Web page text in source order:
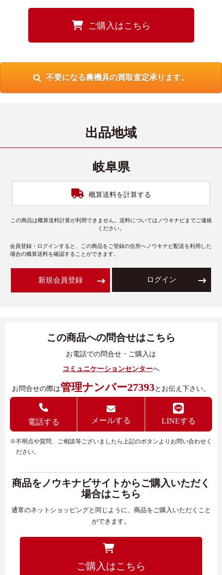
ご購入はこちら
不要になる農機具の買取査定承ります。
出品地域
岐阜県
概算送料を計算する
この商品は概算送料計算が利用できません。送料についてはノウキナビまでご連絡
ください。
会員登録・ログインすると、この商品をご登録の住所へノウキナビ配送を利用した
場合の概算送料を確認することができます。
新規会員登録 ログイン
この商品への問合せはこちら
お電話での問合せ・ご購入は
コミュニケーションセンターへ
お問合せの際は管理ナンバー27393とお伝え下さい。
電話する メールする LINEする
※不明点や質問、ご相談等ございましたら上記のボタンよりお問い合わせく
ださい。
商品をノウキナビサイトからご購入いただく
場合はこちら
通常のネットショッピングと同じように、商品をご購入いただくこと
ができます。
ご購入はこちら